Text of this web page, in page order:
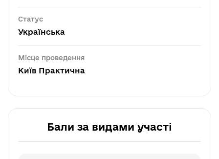
Статус
Українська
Місце проведення
Київ Практична
Бали за видами участі